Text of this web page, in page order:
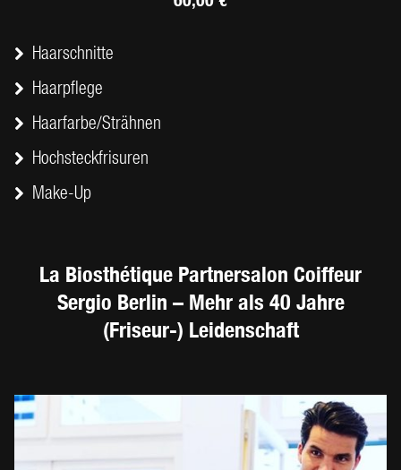
Haarschnitte
Haarpflege
Haarfarbe/Strähnen
Hochsteckfrisuren
Make-Up
La Biosthétique Partnersalon Coiffeur
Sergio Berlin – Mehr als 40 Jahre
(Friseur-) Leidenschaft